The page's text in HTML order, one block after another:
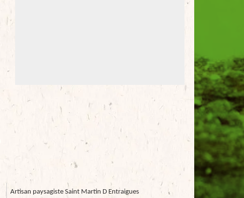
Artisan paysagiste Saint Martin D Entraigues